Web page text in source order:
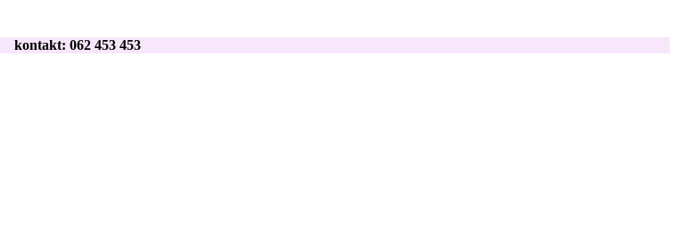
kontakt: 062 453 453